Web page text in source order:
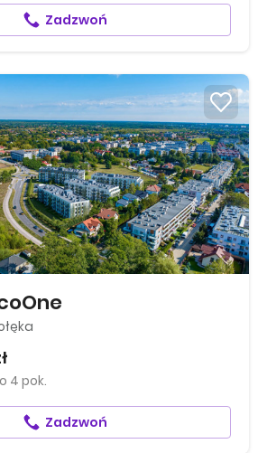
Zadzwoń
4 pok.
Zadzwoń